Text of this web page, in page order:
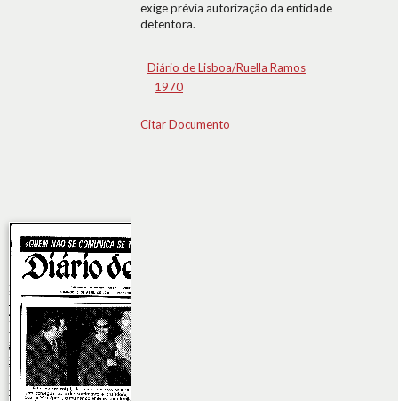
exige prévia autorização da entidade
detentora.
Diário de Lisboa/Ruella Ramos
1970
Citar Documento